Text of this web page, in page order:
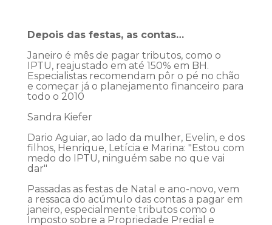
Depois das festas, as contas…
Janeiro é mês de pagar tributos, como o
IPTU, reajustado em até 150% em BH.
Especialistas recomendam pôr o pé no chão
e começar já o planejamento financeiro para
todo o 2010
Sandra Kiefer
Dario Aguiar, ao lado da mulher, Evelin, e dos
filhos, Henrique, Letícia e Marina: "Estou com
medo do IPTU, ninguém sabe no que vai
dar"
Passadas as festas de Natal e ano-novo, vem
a ressaca do acúmulo das contas a pagar em
janeiro, especialmente tributos como o
Imposto sobre a Propriedade Predial e